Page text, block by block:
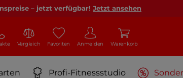
– jetzt verfügbar! Jetzt ansehen
Vergleich Favoriten Anmelden Warenkorb
Profi-Fitnessstudio